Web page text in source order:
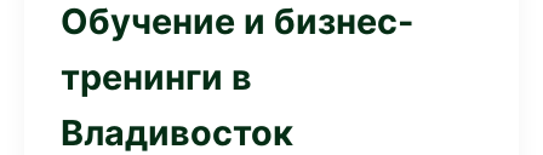
Обучение и бизнес-
тренинги в
Владивосток